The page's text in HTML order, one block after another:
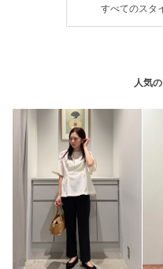
すべてのスタ
人気